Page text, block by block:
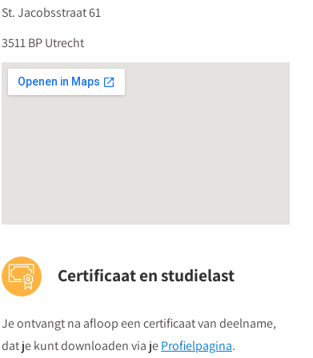
St. Jacobsstraat 61
3511 BP Utrecht
Certificaat en studielast
Je ontvangt na afloop een certificaat van deelname,
dat je kunt downloaden via jeProfielpagina.